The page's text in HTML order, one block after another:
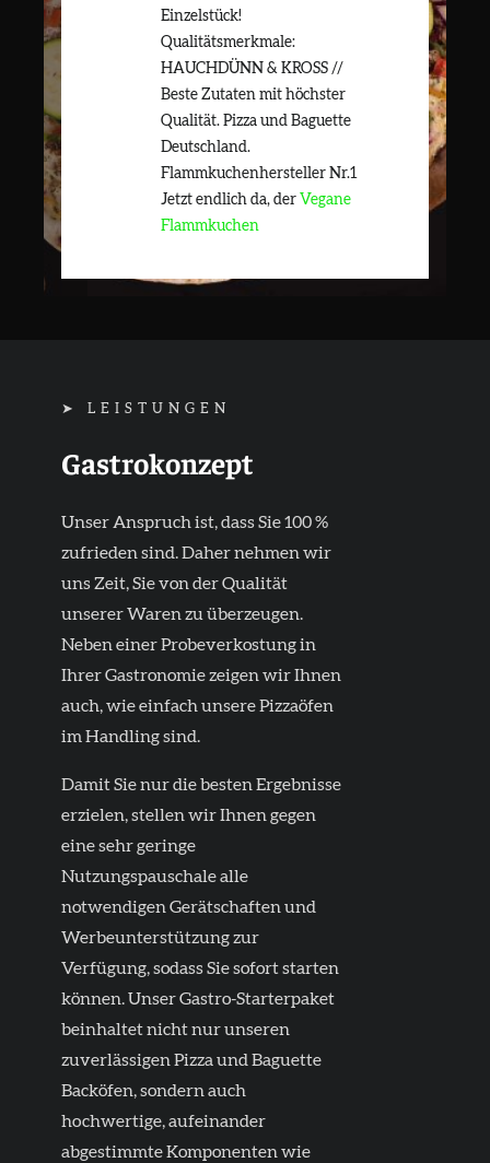
Einzelstück!
Qualitätsmerkmale:
HAUCHDÜNN & KROSS //
Beste Zutaten mit höchster
Qualität. Pizza und Baguette
Deutschland.
Flammkuchenhersteller Nr.1
Jetzt endlich da, der Vegane
Flammkuchen
➤ LEISTUNGEN
Gastrokonzept
Unser Anspruch ist, dass Sie 100 %
zufrieden sind.Daher nehmen wir
uns Zeit, Sie von der Qualität
unserer Waren zu überzeugen.
Neben einer Probeverkostung in
Ihrer Gastronomie zeigen wir Ihnen
auch, wie einfach unsere Pizzaöfen
im Handling sind.
Damit Sie nur die besten Ergebnisse
erzielen, stellen wir Ihnen gegen
eine sehr geringe
Nutzungspauschale alle
notwendigen Gerätschaften und
Werbeunterstützung zur
Verfügung, sodass Sie sofort starten
können.Unser Gastro-Starterpaket
beinhaltet nicht nur unseren
zuverlässigen Pizza und Baguette
Backöfen, sondern auch
hochwertige, aufeinander
abgestimmte Komponenten wie